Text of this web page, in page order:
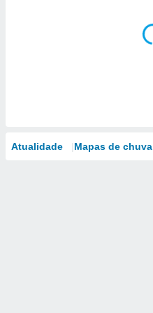
Atualidade Mapas de chuva